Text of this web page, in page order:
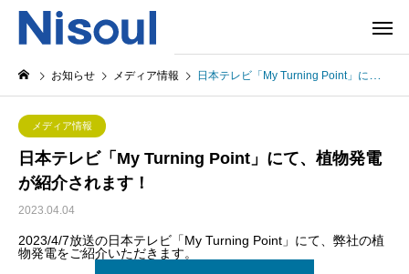
お知らせ メディア情報 日本テレビ「My Turning Point」にて、植物発電が紹介されます！
メディア情報
日本テレビ「My Turning Point」にて、植物発電
が紹介されます！
2023.04.04
2023/4/7放送の日本テレビ「My Turning Point」にて、弊社の植
物発電をご紹介いただきます。